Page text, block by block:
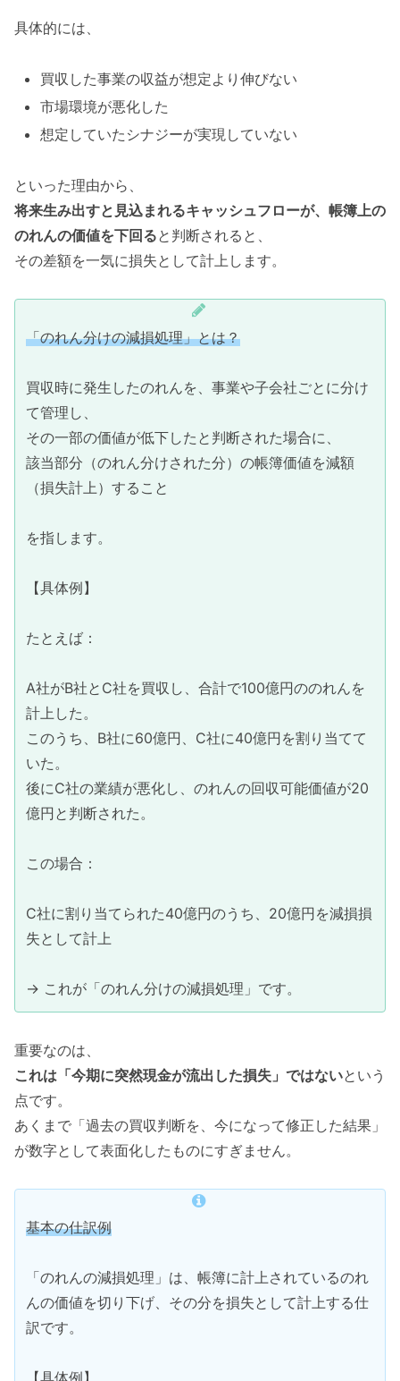
具体的には、
買収した事業の収益が想定より伸びない
市場環境が悪化した
想定していたシナジーが実現していない
といった理由から、
将来生み出すと見込まれるキャッシュフローが、帳簿上の
のれんの価値を下回ると判断されると、
その差額を一気に損失として計上します。
「のれん分けの減損処理」とは？
買収時に発生したのれんを、事業や子会社ごとに分け
て管理し、
その一部の価値が低下したと判断された場合に、
該当部分（のれん分けされた分）の帳簿価値を減額
（損失計上）すること
を指します。
【具体例】
たとえば：
A社がB社とC社を買収し、合計で100億円ののれんを
計上した。
このうち、B社に60億円、C社に40億円を割り当てて
いた。
後にC社の業績が悪化し、のれんの回収可能価値が20
億円と判断された。
この場合：
C社に割り当てられた40億円のうち、20億円を減損損
失として計上
→ これが「のれん分けの減損処理」です。
重要なのは、
これは「今期に突然現金が流出した損失」ではないという
点です。
あくまで「過去の買収判断を、今になって修正した結果」
が数字として表面化したものにすぎません。
基本の仕訳例
「のれんの減損処理」は、帳簿に計上されているのれ
んの価値を切り下げ、その分を損失として計上する仕
訳です。